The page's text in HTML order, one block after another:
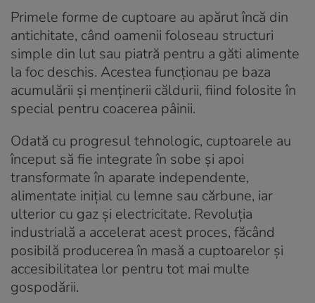
Primele forme de cuptoare au apărut încă din
antichitate, când oamenii foloseau structuri
simple din lut sau piatră pentru a găti alimente
la foc deschis. Acestea funcționau pe baza
acumulării și menținerii căldurii, fiind folosite în
special pentru coacerea pâinii.
Odată cu progresul tehnologic, cuptoarele au
început să fie integrate în sobe și apoi
transformate în aparate independente,
alimentate inițial cu lemne sau cărbune, iar
ulterior cu gaz și electricitate. Revoluția
industrială a accelerat acest proces, făcând
posibilă producerea în masă a cuptoarelor și
accesibilitatea lor pentru tot mai multe
gospodării.